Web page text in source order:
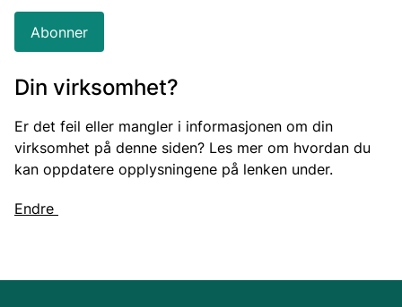
Abonner
Din virksomhet?
Er det feil eller mangler i informasjonen om din
virksomhet på denne siden? Les mer om hvordan du
kan oppdatere opplysningene på lenken under.
Endre